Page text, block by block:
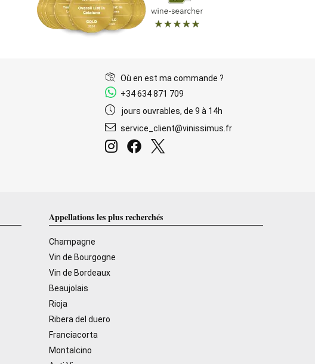
Où en est ma commande ?
+34 634 871 709
jours ouvrables, de 9 à 14h
service_client@vinissimus.fr
Appellations les plus recherchés
Champagne
Vin de Bourgogne
Vin de Bordeaux
Beaujolais
Rioja
Ribera del duero
Franciacorta
Montalcino